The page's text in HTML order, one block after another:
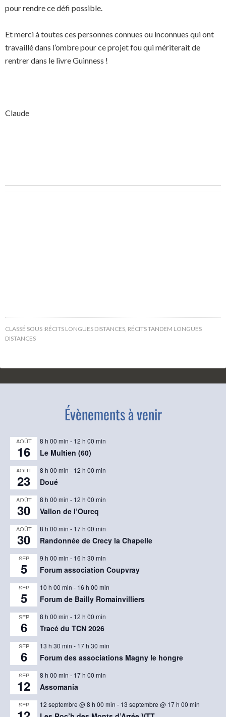
pour rendre ce défi possible.
Et merci à toutes ces personnes connues ou inconnues qui ont
travaillé dans l’ombre pour ce projet fou qui mériterait de
rentrer dans le livre Guinness !
Claude
CLASSÉ SOUS :RÉCITS LONGUES DISTANCES, RÉCITS TANDEM LONGUES
DISTANCES
Évènements à venir
AOÛT
16
8 h 00 min - 12 h 00 min
Le Multien (60)
AOÛT
23
8 h 00 min - 12 h 00 min
Doué
AOÛT
30
8 h 00 min - 12 h 00 min
Vallon de l’Ourcq
AOÛT
30
8 h 00 min - 17 h 00 min
Randonnée de Crecy la Chapelle
SEP
5
9 h 00 min - 16 h 30 min
Forum association Coupvray
SEP
5
10 h 00 min - 16 h 00 min
Forum de Bailly Romainvilliers
SEP
6
8 h 00 min - 12 h 00 min
Tracé du TCN 2026
SEP
6
13 h 30 min - 17 h 30 min
Forum des associations Magny le hongre
SEP
12
8 h 00 min - 17 h 00 min
Assomania
SEP 12 septembre @ 8 h 00 min - 13 septembre @ 17 h 00 min